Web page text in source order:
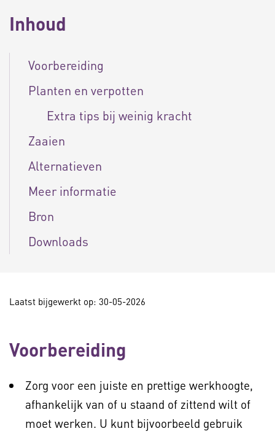
Inhoud
Voorbereiding
Planten en verpotten
Extra tips bij weinig kracht
Zaaien
Alternatieven
Meer informatie
Bron
Downloads
Laatst bijgewerkt op: 30-05-2026
Voorbereiding
Zorg voor een juiste en prettige werkhoogte,
afhankelijk van of u staand of zittend wilt of
moet werken. U kunt bijvoorbeeld gebruik